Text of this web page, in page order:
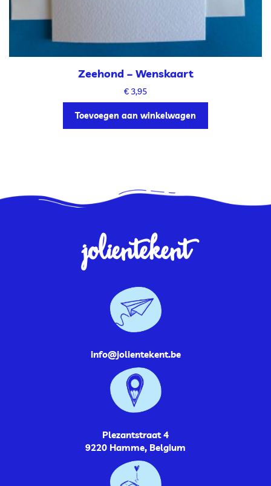
Zeehond – Wenskaart
€ 3,95
Toevoegen aan winkelwagen
jolientekent
info@jolientekent.be
Plezantstraat 4
9220 Hamme, Belgium